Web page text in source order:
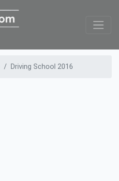
Driving School 2016